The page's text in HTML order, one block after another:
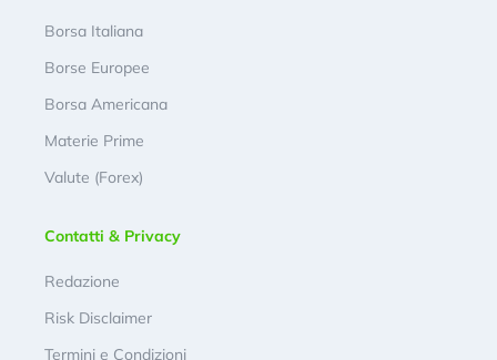
Borsa Italiana
Borse Europee
Borsa Americana
Materie Prime
Valute (Forex)
Contatti & Privacy
Redazione
Risk Disclaimer
Termini e Condizioni